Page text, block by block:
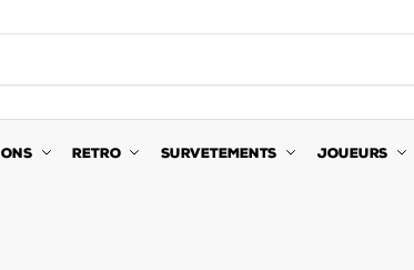
RETRO SURVETEMENTS JOUEURS